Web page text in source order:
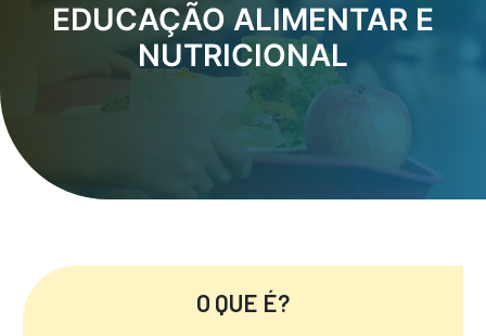
EDUCAÇÃO ALIMENTAR E
NUTRICIONAL
O QUE É?